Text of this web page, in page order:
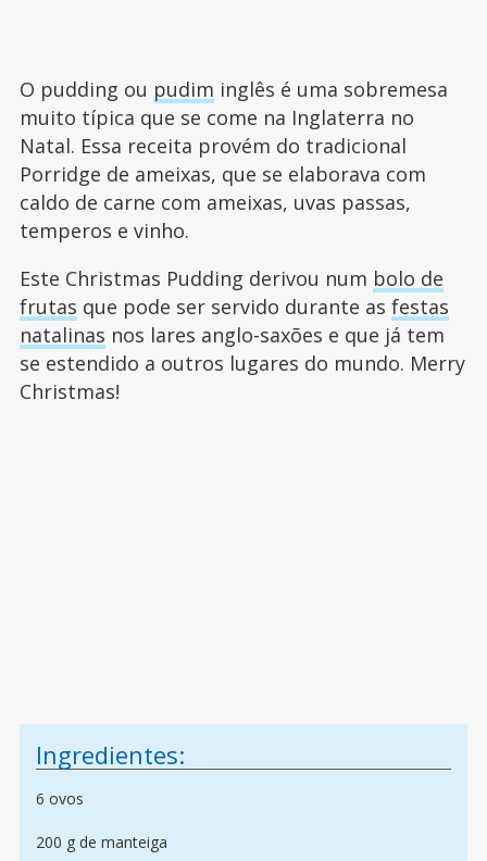
O pudding ou pudim inglês é uma sobremesa
muito típica que se come na Inglaterra no
Natal. Essa receita provém do tradicional
Porridge de ameixas, que se elaborava com
caldo de carne com ameixas, uvas passas,
temperos e vinho.
Este Christmas Pudding derivou num bolo de
frutas que pode ser servido durante as festas
natalinas nos lares anglo-saxões e que já tem
se estendido a outros lugares do mundo. Merry
Christmas!
Ingredientes:
6 ovos
200 g de manteiga